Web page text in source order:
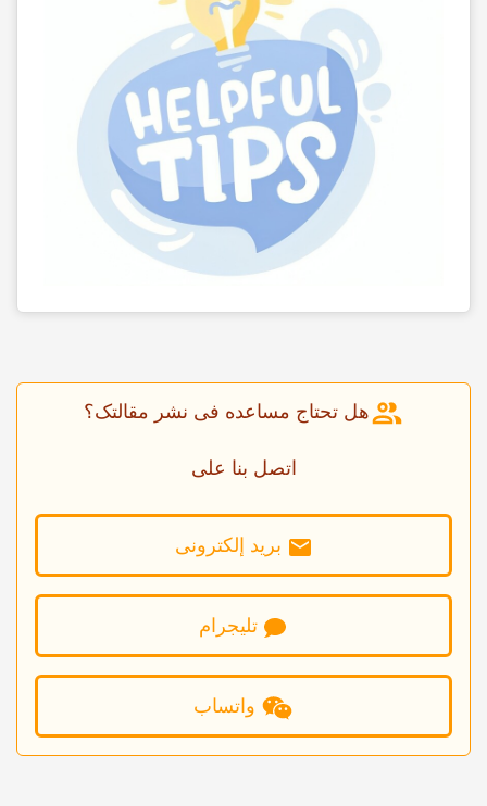
هل تحتاج مساعده فی نشر مقالتک؟
اتصل بنا على
برید إلکترونی
تلیجرام
واتساب